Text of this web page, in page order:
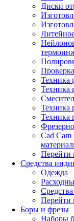
Диски
Техника
Техника
Техника
Техника
Cad
Перейти
Средства
Одежда
Перейти
Боры и фрезы
Наборы